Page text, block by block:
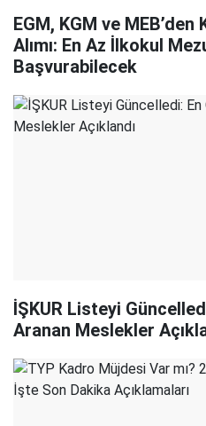
EGM, KGM ve MEB’den
Alımı: En Az İlkokul
Başvurabilecek
İŞKUR Listeyi
Aranan Meslekler